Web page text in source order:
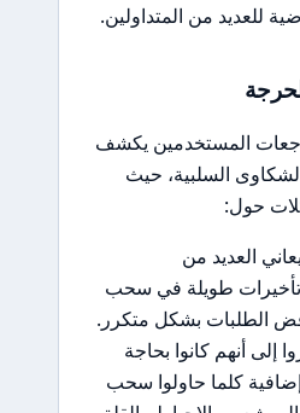
للعديد من المتداولين.
المستخدمين يكشف
السلبية، حيث
حول:
العديد من
طويلة في سحب
الطلبات بشكل متكرر.
إلى أنهم كانوا بحاجة
كلما حاولوا سحب